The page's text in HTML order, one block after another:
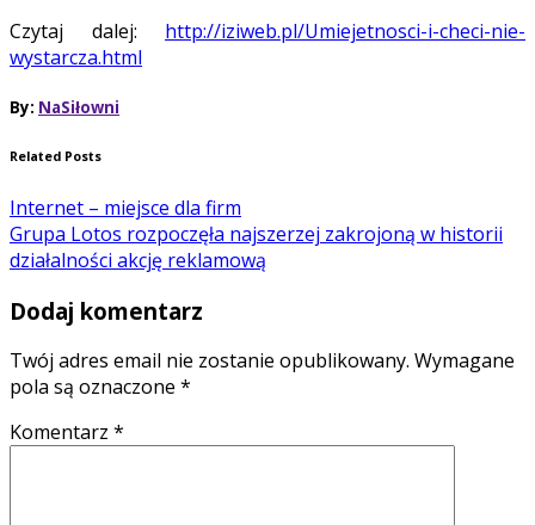
Czytaj dalej: http://iziweb.pl/Umiejetnosci-i-checi-nie-
wystarcza.html
By: NaSiłowni
Related Posts
Internet – miejsce dla firm
Grupa Lotos rozpoczęła najszerzej zakrojoną w historii
działalności akcję reklamową
Dodaj komentarz
Twój adres email nie zostanie opublikowany. Wymagane
pola są oznaczone *
Komentarz *